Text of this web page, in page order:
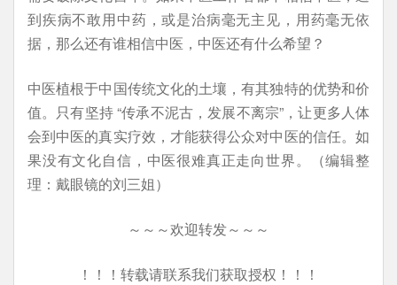
到疾病不敢用中药，或是治病毫无主见，用药毫无依
据，那么还有谁相信中医，中医还有什么希望？
中医植根于中国传统文化的土壤，有其独特的优势和价
值。只有坚持 “传承不泥古，发展不离宗”，让更多人体
会到中医的真实疗效，才能获得公众对中医的信任。如
果没有文化自信，中医很难真正走向世界。（编辑整
理：戴眼镜的刘三姐）
～～～欢迎转发～～～
！！！转载请联系我们获取授权！！！